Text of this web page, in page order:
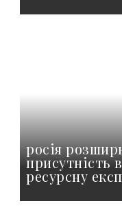
росія
присутність
ресурсну